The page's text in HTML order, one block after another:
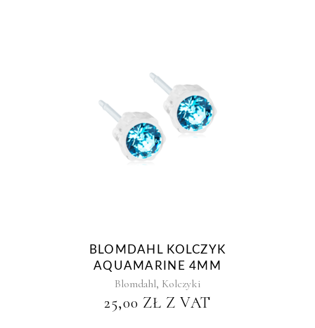
BLOMDAHL KOLCZYK
AQUAMARINE 4MM
Blomdahl, Kolczyki
25,00 ZŁ Z VAT